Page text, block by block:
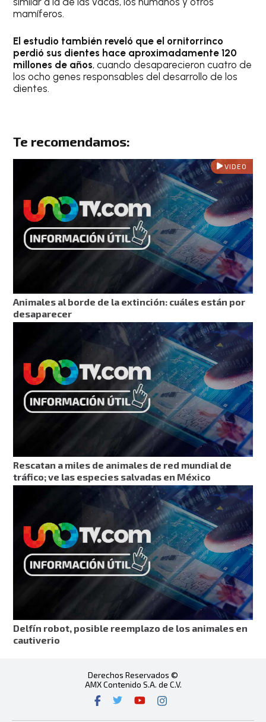
mamíferos.
El estudio también reveló que el ornitorrinco
perdió sus dientes hace aproximadamente 120
millones de años, cuando desaparecieron cuatro de
los ocho genes responsables del desarrollo de los
dientes.
Te recomendamos:
VIDEO
Animales al borde de la extinción: cuáles están por
desaparecer
Rescatan a miles de animales de red mundial de
tráfico; ve las especies salvadas en México
Delfín robot, posible reemplazo de los animales en
cautiverio
Derechos Reservados ©
AMX Contenido S.A. de C.V.